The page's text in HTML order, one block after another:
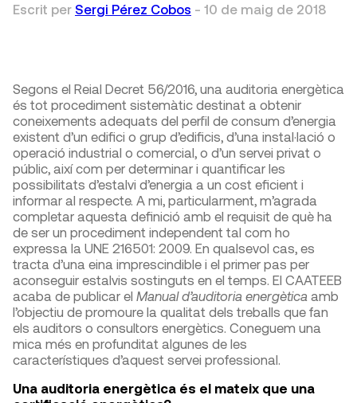
Escrit per Sergi Pérez Cobos - 10 de maig de 2018
Segons el Reial Decret 56/2016, una auditoria energètica
és tot procediment sistemàtic destinat a obtenir
coneixements adequats del perfil de consum d’energia
existent d’un edifici o grup d’edificis, d’una instal·lació o
operació industrial o comercial, o d’un servei privat o
públic, així com per determinar i quantificar les
possibilitats d’estalvi d’energia a un cost eficient i
informar al respecte. A mi, particularment, m’agrada
completar aquesta definició amb el requisit de què ha
de ser un procediment independent tal com ho
expressa la UNE 216501: 2009. En qualsevol cas, es
tracta d’una eina imprescindible i el primer pas per
aconseguir estalvis sostinguts en el temps. El CAATEEB
acaba de publicar el Manual d’auditoria energètica amb
l’objectiu de promoure la qualitat dels treballs que fan
els auditors o consultors energètics. Coneguem una
mica més en profunditat algunes de les
característiques d’aquest servei professional.
Una auditoria energètica és el mateix que una